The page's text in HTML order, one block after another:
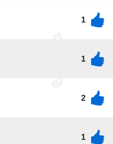
1
1
2
1